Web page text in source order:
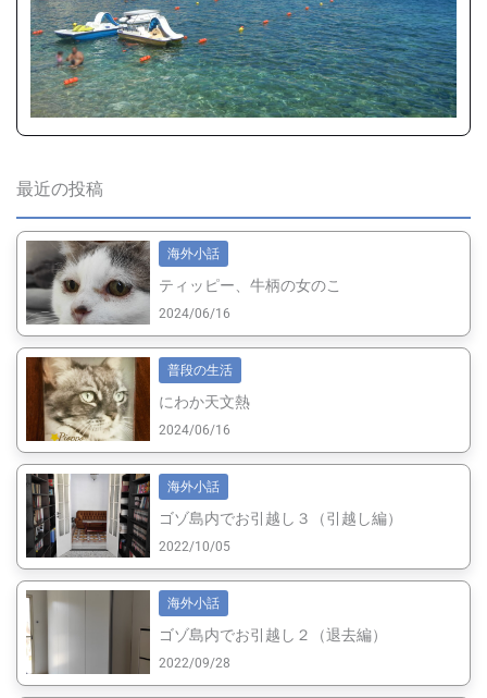
最近の投稿
海外小話
ティッピー、牛柄の女のこ
2024/06/16
普段の生活
にわか天文熱
2024/06/16
海外小話
ゴゾ島内でお引越し３（引越し編）
2022/10/05
海外小話
ゴゾ島内でお引越し２（退去編）
2022/09/28